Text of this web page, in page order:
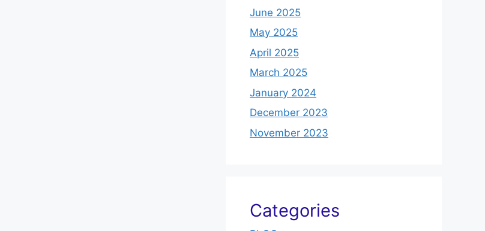
June 2025
May 2025
April 2025
March 2025
January 2024
December 2023
November 2023
Categories